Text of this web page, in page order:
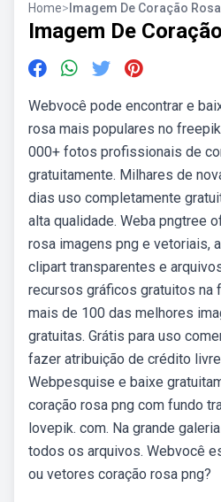
Home> Imagem De Coração Rosa
Imagem De
Webvocê pode encontrar e
rosa mais populares no
000+ fotos profissionais de
gratuitamente. Milhares de
dias uso completamente
alta qualidade. Weba pngtree
rosa imagens png e vetoriais,
clipart transparentes e
recursos gráficos gratuitos na
mais de 100 das melhores
gratuitas. Grátis para uso
fazer atribuição de crédito
Webpesquise e baixe
coração rosa png com fundo
lovepik. com. Na grande
todos os arquivos. Webvocê
ou vetores coração rosa png?